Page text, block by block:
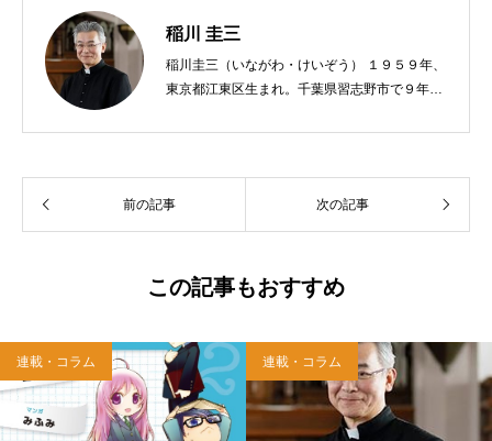
稲川 圭三
稲川圭三（いながわ・けいぞう） １９５９年、
東京都江東区生まれ。千葉県習志野市で９年
ック司祭に叙階。西千葉教会助任、青梅・あき
贈りもの』『神様のみこころ』『３６５日全部
が神さまの日』『イエスさまといつもいっし
さまが共にいてくださる神秘』『神さまのまな
前の記事 次の記事
この記事もおすすめ
連載・コラム 連載・コラム